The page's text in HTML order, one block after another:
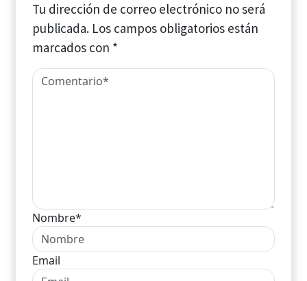
Tu dirección de correo electrónico no será
publicada. Los campos obligatorios están
marcados con *
Nombre*
Email